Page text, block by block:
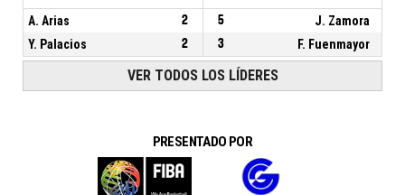
A. Arias 2 5
J. Zamora
Y. Palacios
2 3 F. Fuenmayor
VER TODOS LOS LÍDERES
PRESENTADO POR